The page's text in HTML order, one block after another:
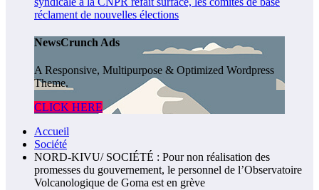
réclament de nouvelles élections
NewsCrunch Ads
A Responsive, Multipurpose & Optimized Wordpress
Theme.
CLICK HERE
Accueil
Société
NORD-KIVU/ SOCIÉTÉ : Pour non réalisation des
promesses du gouvernement, le personnel de l’Observatoire
Volcanologique de Goma est en grève